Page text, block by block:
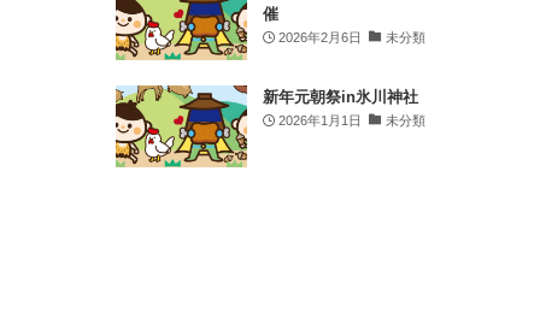
時の鐘マン（公社）川越青年会議所
in 小江戸 川越.
2 weeks ago
.
皆さん、こんにちは！時の鐘マンだ🦸‍♂️
先日は、川越クリーンアップ委員会主催の清
催
2026年2月6日 未分類
新年元朝祭in氷川神社
2026年1月1日 未分類